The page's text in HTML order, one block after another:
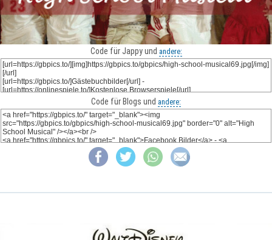
Code für Jappy und andere:
Code für Blogs und andere: